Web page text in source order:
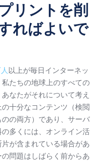
リントを削
ればよいで
以上が毎日インターネッ
私たちの地球上のすべての
あなたがそれについて考え
十分なコンテンツ（検閲
の両方）であり、サーバ
の多くには、オンライン活
が含まれている場合があ
問題はしばらく前からあ